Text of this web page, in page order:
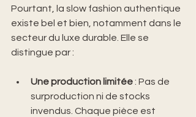
Pourtant, la slow fashion authentique
existe bel et bien, notamment dans le
secteur du luxe durable. Elle se
distingue par :
Une production limitée : Pas de
surproduction ni de stocks
invendus. Chaque pièce est